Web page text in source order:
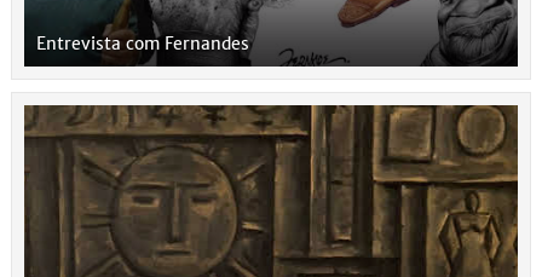
Entrevista com Fernandes